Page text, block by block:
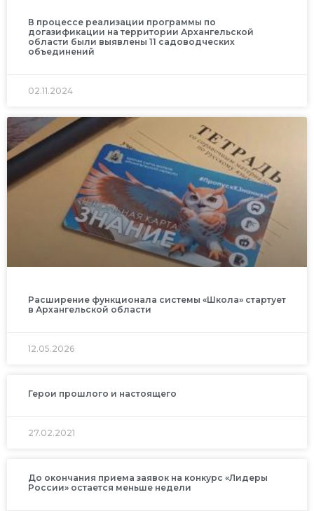
В процессе реализации программы по
догазификации на территории Архангельской
области были выявлены 11 садоводческих
объединений
02.11.2024
Расширение функционала системы «Школа» стартует
в Архангельской области
12.05.2026
Герои прошлого и настоящего
27.02.2021
До окончания приема заявок на конкурс «Лидеры
России» остается меньше недели